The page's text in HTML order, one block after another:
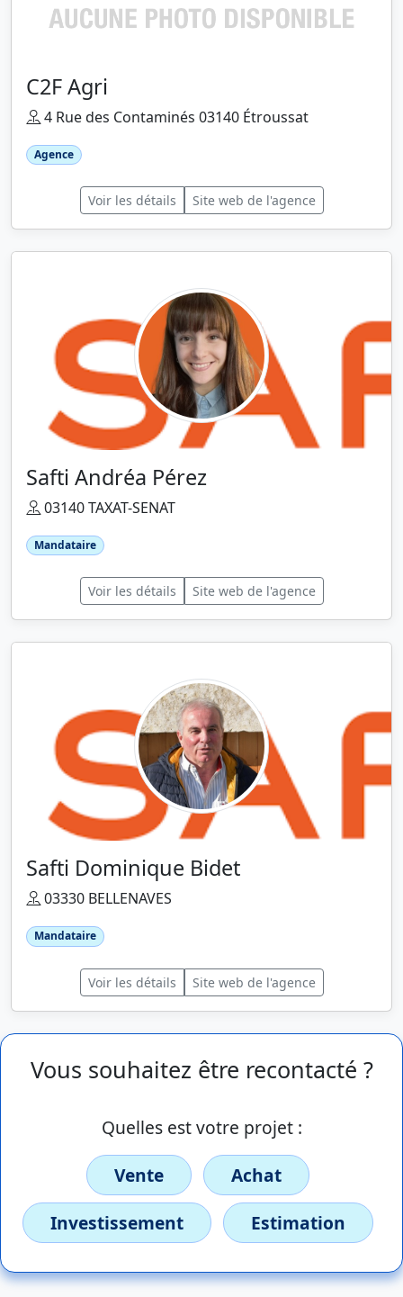
C2F Agri
4 Rue des Contaminés 03140 Étroussat
Agence
Voir les détails Site web de l'agence
Safti Andréa Pérez
03140 TAXAT-SENAT
Mandataire
Voir les détails Site web de l'agence
Safti Dominique Bidet
03330 BELLENAVES
Mandataire
Voir les détails Site web de l'agence
Vous souhaitez être recontacté ?
Quelles est votre projet :
Vente
Achat
Investissement
Estimation